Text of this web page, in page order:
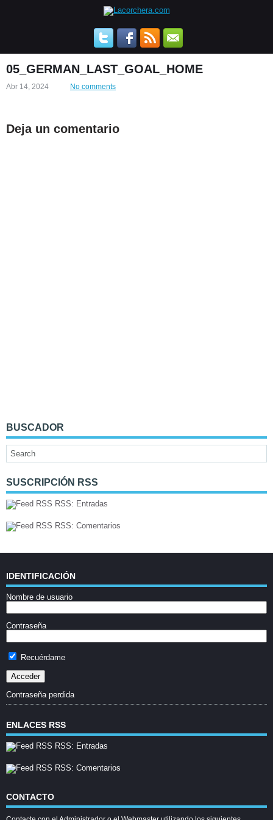
05_GERMAN_LAST_GOAL_HOME
Abr 14, 2024 No comments
Deja un comentario
BUSCADOR
SUSCRIPCIÓN RSS
RSS: Entradas
RSS: Comentarios
IDENTIFICACIÓN
Nombre de usuario
Contraseña
Recuérdame
Contraseña perdida
ENLACES RSS
RSS: Entradas
RSS: Comentarios
CONTACTO